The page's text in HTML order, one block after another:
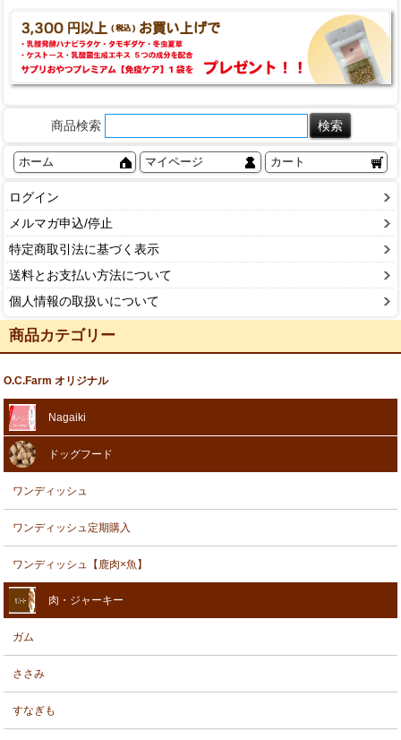
商品検索
ホーム マイページ カート
ログイン
メルマガ申込/停止
特定商取引法に基づく表示
送料とお支払い方法について
個人情報の取扱いについて
商品カテゴリー
O.C.Farm オリジナル
Nagaiki
ドッグフード
ワンディッシュ
ワンディッシュ定期購入
ワンディッシュ【鹿肉×魚】
肉・ジャーキー
ガム
ささみ
すなぎも